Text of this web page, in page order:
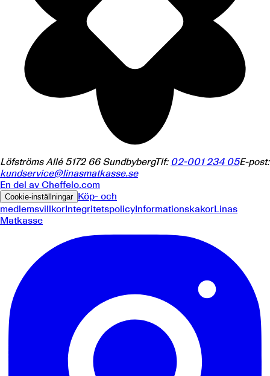
Löfströms Allé 5172 66 SundbybergTlf: 02-001 234 05E-post:
kundservice@linasmatkasse.se
En del av Cheffelo.com
Cookie-inställningar Köp- och
medlemsvillkorIntegritetspolicyInformationskakorLinas
Matkasse